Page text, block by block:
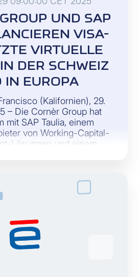
de solutions de
mobile suisses.UND SAP
VISA-
VIRTUELLE
DER SCHWEIZ
IN EUROPA
(Kalifornien), 29.
– Die Cornèr Group hat
mit SAP Taulia, einem
von Working-Capital-
Lösungen und einem